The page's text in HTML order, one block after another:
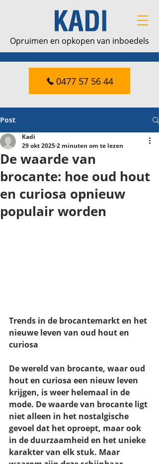
Opruimen en opkopen van inboedels
0477 57 56 44
Post
De waarde van
brocante: hoe oud hout
en curiosa opnieuw
populair worden
Kadi
29 okt 20252 minuten om te lezen
Trends in de brocantemarkt en het
nieuwe leven van oud hout en
curiosa
De wereld van brocante, waar oud
hout en curiosa een nieuw leven
krijgen, is weer helemaal in de
mode. De waarde van brocante ligt
niet alleen in het nostalgische
gevoel dat het oproept, maar ook
in de duurzaamheid en het unieke
karakter van elk stuk. Maar